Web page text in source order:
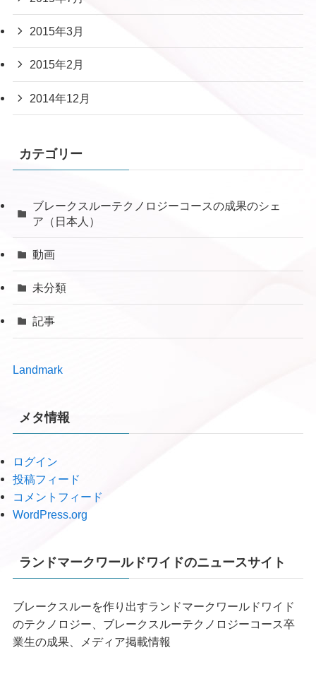
2015年3月
2015年2月
2014年12月
カテゴリー
ブレークスルーテクノロジーコースの成果のシェ
ア（日本人）
動画
未分類
記事
Landmark
メタ情報
ログイン
投稿フィード
コメントフィード
WordPress.org
ランドマークワールドワイドのニュースサイト
ブレークスルーを作り出すランドマークワールドワイド
のテクノロジー、ブレークスルーテクノロジーコース卒
業生の成果、メディア掲載情報